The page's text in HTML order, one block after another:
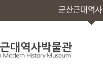
군산근대역